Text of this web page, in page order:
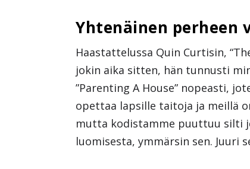
Yhtenäinen perheen
Haastattelussa Quin Curtisin,
jokin aika sitten, hän tunnusti
”Parenting A House” nopeasti,
opettaa lapsille taitoja ja meillä
mutta kodistamme puuttuu silti
luomisesta, ymmärsin sen. Juuri